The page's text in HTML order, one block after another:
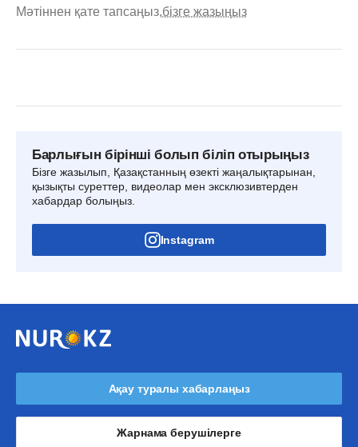
Мәтіннен қате тапсаңыз,бізге жазыңыз
Барлығын бірінші болып біліп отырыңыз
Бізге жазылып, Қазақстанның өзекті жаңалықтарынан,
қызықты суреттер, видеолар мен эксклюзивтерден
хабардар болыңыз.
Instagram
Ақау туралы хабарлаңыз
Жарнама берушілерге